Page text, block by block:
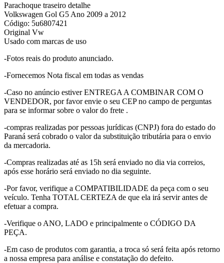
Parachoque traseiro detalhe
Volkswagen Gol G5 Ano 2009 a 2012
Código: 5u6807421
Original Vw
Usado com marcas de uso
-Fotos reais do produto anunciado.
-Fornecemos Nota fiscal em todas as vendas
-Caso no anúncio estiver ENTREGA A COMBINAR COM O
VENDEDOR, por favor envie o seu CEP no campo de perguntas
para se informar sobre o valor do frete .
-compras realizadas por pessoas jurídicas (CNPJ) fora do estado do
Paraná será cobrado o valor da substituição tributária para o envio
da mercadoria.
-Compras realizadas até as 15h será enviado no dia via correios,
após esse horário será enviado no dia seguinte.
-Por favor, verifique a COMPATIBILIDADE da peça com o seu
veículo. Tenha TOTAL CERTEZA de que ela irá servir antes de
efetuar a compra.
-Verifique o ANO, LADO e principalmente o CÓDIGO DA
PEÇA.
-Em caso de produtos com garantia, a troca só será feita após retorno
a nossa empresa para análise e constatação do defeito.